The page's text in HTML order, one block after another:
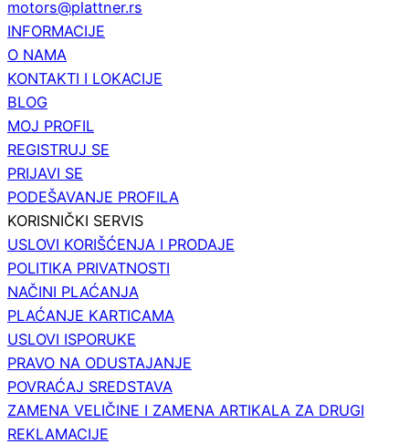
motors@plattner.rs
INFORMACIJE
O NAMA
KONTAKTI I LOKACIJE
BLOG
MOJ PROFIL
REGISTRUJ SE
PRIJAVI SE
PODEŠAVANJE PROFILA
KORISNIČKI SERVIS
USLOVI KORIŠĆENJA I PRODAJE
POLITIKA PRIVATNOSTI
NAČINI PLAĆANJA
PLAĆANJE KARTICAMA
USLOVI ISPORUKE
PRAVO NA ODUSTAJANJE
POVRAĆAJ SREDSTAVA
ZAMENA VELIČINE I ZAMENA ARTIKALA ZA DRUGI
REKLAMACIJE